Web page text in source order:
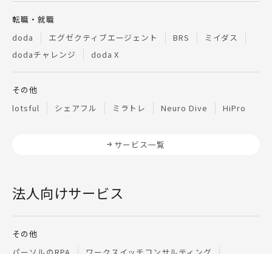
転職・就職
doda
エグゼクティブエージェント BRS
ミイダス
dodaチャレンジ
doda X
その他
lotsful
シェアフル ミラトレ Neuro Dive HiPro
サービス一覧
法人向けサービス
その他